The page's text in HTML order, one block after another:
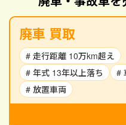
廃車 買取
# 走行距離 10万km超え
# 年式 13年以上落ち
#
# 放置車両